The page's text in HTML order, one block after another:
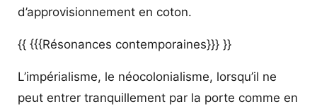
d’approvisionnement en coton.
{{ {{{Résonances contemporaines}}} }}
L’impérialisme, le néocolonialisme, lorsqu’il ne
peut entrer tranquillement par la porte comme en